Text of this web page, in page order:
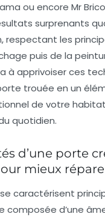
ou encore Mr
surprenants
respectant les
puis de la
à apprivoiser ces
trouée en un
de votre
quotidien.
d’une porte
mieux
caractérisent
composée d’une